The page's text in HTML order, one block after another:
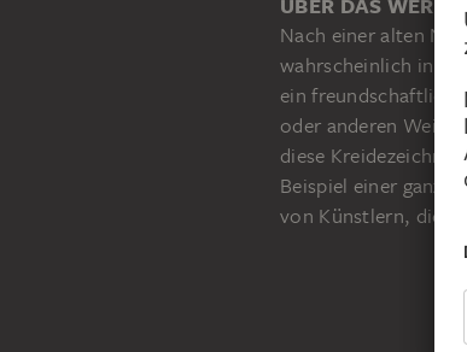
Nach einer alten
wahrscheinlich in
ein
oder anderen Weise
diese
Beispiel einer
von Künstlern, die